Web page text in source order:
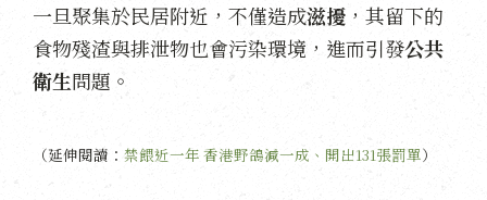
一旦聚集於民居附近，不僅造成滋擾 ，其留下的
食物殘渣與排泄物也會污染環境，進而引發公共
衛生問題。
（延伸閱讀： 禁餵近一年 香港野鴿減一成、開出131張罰單）